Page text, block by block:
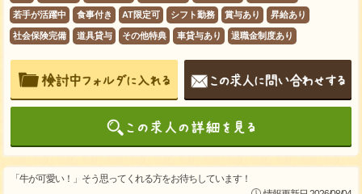
若手が活躍中 食事付き AT限定可 シフト勤務 賞与あり 昇給あり
社会保険完備 道具貸与 その他特典 車貸与あり 退職金制度あり
「牛が可愛い！」そう思ってくれる方をお待ちしています！